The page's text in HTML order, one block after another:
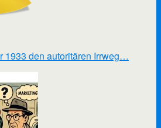
1933 den autoritären Irrweg…